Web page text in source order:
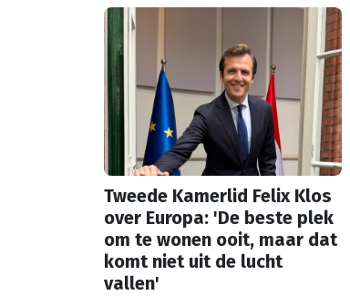
Tweede Kamerlid Felix Klos
over Europa: 'De beste plek
om te wonen ooit, maar dat
komt niet uit de lucht
vallen'